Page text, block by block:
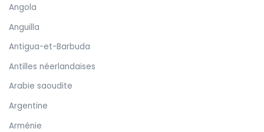
Angola
Anguilla
Antigua-et-Barbuda
Antilles néerlandaises
Arabie saoudite
Argentine
Arménie